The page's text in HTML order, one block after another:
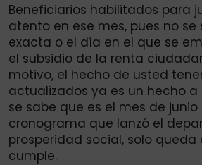
Beneficiarios habilitados para
atento en ese mes, pues no
exacta o el día en el que se
el subsidio de la renta
motivo, el hecho de usted
actualizados ya es un hecho
se sabe que es el mes de
cronograma que lanzó el
prosperidad social, solo queda
cumple.